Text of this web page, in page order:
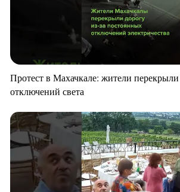
Протест в Махачкале: жители перекрыли
отключений света